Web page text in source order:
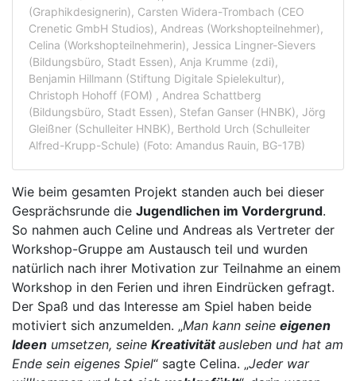
(Graphikdesignerin), Carsten Widera-Trombach (CEO
Crenetic GmbH Studios), Andreas (Workshopteilnehmer),
Celina (Workshopteilnehmerin), Jessica Lingner-Sievers
(Bildungsbüro, Stadt Essen), Anja Krumme (zdi),
Benjamin Hillmann (Stiftung Digitale Spielekultur),
Christoph Hohoff (FOM) , Andrea Schattberg
(Bildungsbüro, Stadt Essen), Stefan Ganser (HNBK), Jörg
Gleißner (Schulleiter HNBK), Berthold Urch (Schulleiter
Alfred-Krupp-Schule) (Foto: Amandus Rauin, BG-17B)
Wie beim gesamten Projekt standen auch bei dieser
Gesprächsrunde die Jugendlichen im Vordergrund.
So nahmen auch Celine und Andreas als Vertreter der
Workshop-Gruppe am Austausch teil und wurden
natürlich nach ihrer Motivation zur Teilnahme an einem
Workshop in den Ferien und ihren Eindrücken gefragt.
Der Spaß und das Interesse am Spiel haben beide
motiviert sich anzumelden. „Man kann seine eigenen
Ideen umsetzen, seine Kreativitätausleben und hat am
Ende sein eigenes Spiel“ sagte Celina. „Jeder war